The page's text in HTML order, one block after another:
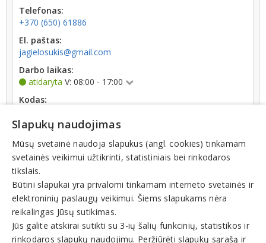
Telefonas:
+370 (650) 61886
El. paštas:
jagielosukis@gmail.com
Darbo laikas:
atidaryta V: 08:00 - 17:00
Kodas:
PVM kodas:
LT832172610
Registracijos data:
2001-12-19
Slapukų naudojimas
Mūsų svetainė naudoja slapukus (angl. cookies) tinkamam
svetainės veikimui užtikrinti, statistiniais bei rinkodaros
tikslais.
Būtini slapukai yra privalomi tinkamam interneto svetainės ir
elektroninių paslaugų veikimui. Šiems slapukams nėra
reikalingas Jūsų sutikimas.
Jūs galite atskirai sutikti su 3-ių šalių funkcinių, statistikos ir
rinkodaros slapukų naudojimu. Peržiūrėti slapukų sąrašą ir